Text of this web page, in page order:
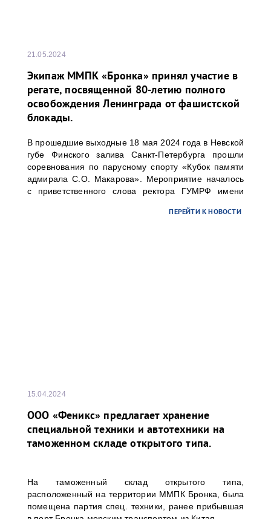
21.05.2024
Экипаж ММПК «Бронка» принял участие в
регате, посвященной 80-летию полного
освобождения Ленинграда от фашистской
блокады.
В прошедшие выходные 18 мая 2024 года в Невской
губе Финского залива Санкт-Петербурга прошли
соревнования по парусному спорту «Кубок памяти
адмирала С.О. Макарова». Мероприятие началось
с приветственного слова ректора ГУМРФ имени
Олеговича. Торжественное открытие
ПЕРЕЙТИ К НОВОСТИ
15.04.2024
ООО «Феникс» предлагает хранение
специальной техники и автотехники на
таможенном складе открытого типа.
На таможенный склад открытого типа,
расположенный на территории ММПК Бронка, была
помещена партия спец. техники, ранее прибывшая